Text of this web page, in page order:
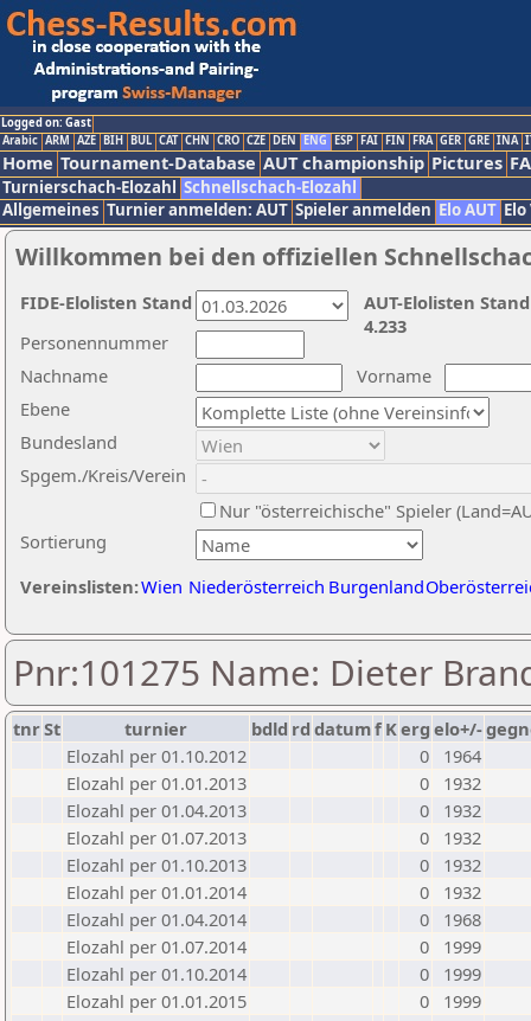
Logged on: Gast
Arabic ARM AZE BIH BUL CAT CHN CRO CZE DEN ENG ESP FAI FIN FRA GER GRE INA
Home Tournament-Database AUT championship Pictures
Turnierschach-Elozahl Schnellschach-Elozahl
Allgemeines Turnier anmelden: AUT Spieler anmelden Elo AUT
Willkommen bei den offiziellen
Nachname
Vorname
Ebene
Sortierung
Personennummer
Bundesland
Spgem./Kreis/Verein
Nur "österreichische" Spieler
Vereinslisten:Wien Niederösterreich Burgenland
AUT-Elolisten
4.233
FIDE-Elolisten Stand
Pnr:101275 Name: Dieter
tnrSt turnier bdld rd datumf Kerg elo+/-
Elozahl per 01.10.2012
0
1964
Elozahl per 01.01.2013
0
1932
Elozahl per 01.04.2013
0
1932
Elozahl per 01.07.2013
0
1932
Elozahl per 01.10.2013
0
1932
Elozahl per 01.01.2014
0
1932
Elozahl per 01.04.2014
0
1968
Elozahl per 01.07.2014
0
1999
Elozahl per 01.10.2014
0
1999
Elozahl per 01.01.2015
0
1999